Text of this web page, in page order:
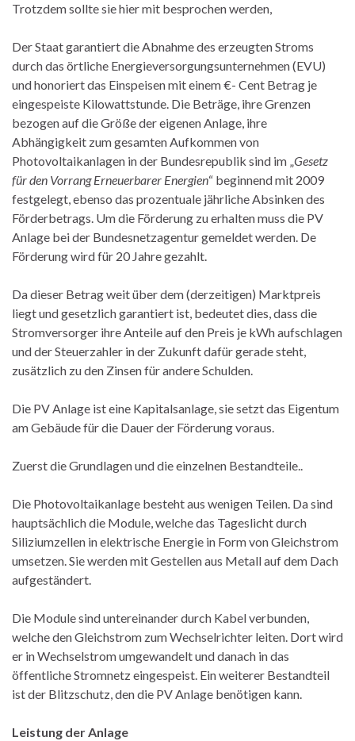
Trotzdem sollte sie hier mit besprochen werden,
Der Staat garantiert die Abnahme des erzeugten Stroms
durch das örtliche Energieversorgungsunternehmen (EVU)
und honoriert das Einspeisen mit einem €- Cent Betrag je
eingespeiste Kilowattstunde. Die Beträge, ihre Grenzen
bezogen auf die Größe der eigenen Anlage, ihre
Abhängigkeit zum gesamten Aufkommen von
Photovoltaikanlagen in der Bundesrepublik sind im „Gesetz
für den Vorrang Erneuerbarer Energien“ beginnend mit 2009
festgelegt, ebenso das prozentuale jährliche Absinken des
Förderbetrags. Um die Förderung zu erhalten muss die PV
Anlage bei der Bundesnetzagentur gemeldet werden. De
Förderung wird für 20 Jahre gezahlt.
Da dieser Betrag weit über dem (derzeitigen) Marktpreis
liegt und gesetzlich garantiert ist, bedeutet dies, dass die
Stromversorger ihre Anteile auf den Preis je kWh aufschlagen
und der Steuerzahler in der Zukunft dafür gerade steht,
zusätzlich zu den Zinsen für andere Schulden.
Die PV Anlage ist eine Kapitalsanlage, sie setzt das Eigentum
am Gebäude für die Dauer der Förderung voraus.
Zuerst die Grundlagen und die einzelnen Bestandteile..
Die Photovoltaikanlage besteht aus wenigen Teilen. Da sind
hauptsächlich die Module, welche das Tageslicht durch
Siliziumzellen in elektrische Energie in Form von Gleichstrom
umsetzen. Sie werden mit Gestellen aus Metall auf dem Dach
aufgeständert.
Die Module sind untereinander durch Kabel verbunden,
welche den Gleichstrom zum Wechselrichter leiten. Dort wird
er in Wechselstrom umgewandelt und danach in das
öffentliche Stromnetz eingespeist. Ein weiterer Bestandteil
ist der Blitzschutz, den die PV Anlage benötigen kann.
Leistung der Anlage